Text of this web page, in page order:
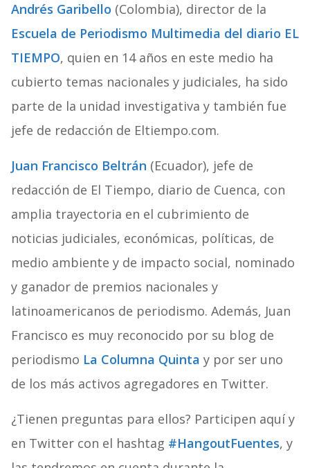
Andrés Garibello (Colombia), director de la
Escuela de Periodismo Multimedia del diario EL
TIEMPO, quien en 14 años en este medio ha
cubierto temas nacionales y judiciales, ha sido
parte de la unidad investigativa y también fue
jefe de redacción de Eltiempo.com.
Juan Francisco Beltrán (Ecuador), jefe de
redacción de El Tiempo, diario de Cuenca, con
amplia trayectoria en el cubrimiento de
noticias judiciales, económicas, políticas, de
medio ambiente y de impacto social, nominado
y ganador de premios nacionales y
latinoamericanos de periodismo. Además, Juan
Francisco es muy reconocido por su blog de
periodismo La Columna Quinta y por ser uno
de los más activos agregadores en Twitter.
¿Tienen preguntas para ellos? Participen aquí y
en Twitter con el hashtag #HangoutFuentes, y